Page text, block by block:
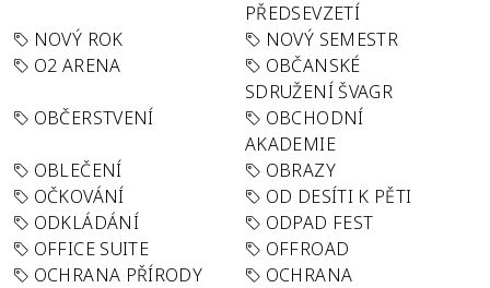
PŘEDSEVZETÍ
NOVÝ ROK
NOVÝ SEMESTR
O2 ARENA
OBČANSKÉ
SDRUŽENÍ ŠVAGR
OBČERSTVENÍ
OBCHODNÍ
AKADEMIE
OBLEČENÍ
OBRAZY
OČKOVÁNÍ
OD DESÍTI K PĚTI
ODKLÁDÁNÍ
ODPAD FEST
OFFICE SUITE
OFFROAD
OCHRANA PŘÍRODY
OCHRANA